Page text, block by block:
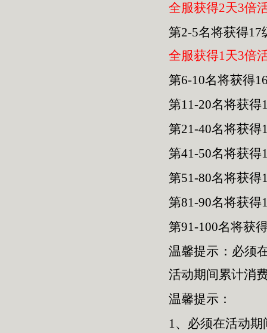
全服获得2天3倍
第2-5名将获得
全服获得1天3倍
第6-10名将获得
第11-20名将获得
第21-40名将获得
第41-50名将获得
第51-80名将获得
第81-90名将获得
第91-100名将获
温馨提示：必须
活动期间累计消
温馨提示：
1、 必须在活动